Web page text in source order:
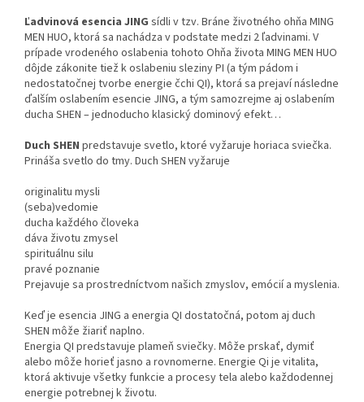
Ľadvinová esencia JING sídli v tzv. Bráne životného ohňa MING
MEN HUO, ktorá sa nachádza v podstate medzi 2 ľadvinami. V
prípade vrodeného oslabenia tohoto Ohňa života MING MEN HUO
dôjde zákonite tiež k oslabeniu sleziny PI (a tým pádom i
nedostatočnej tvorbe energie čchi QI), ktorá sa prejaví následne
ďalším oslabením esencie JING, a tým samozrejme aj oslabením
ducha SHEN – jednoducho klasický dominový efekt…
Duch SHEN predstavuje svetlo, ktoré vyžaruje horiaca sviečka.
Prináša svetlo do tmy. Duch SHEN vyžaruje
originalitu mysli
(seba)vedomie
ducha každého človeka
dáva životu zmysel
spirituálnu silu
pravé poznanie
Prejavuje sa prostredníctvom našich zmyslov, emócií a myslenia.
Keď je esencia JING a energia QI dostatočná, potom aj duch
SHEN môže žiariť naplno.
Energia QI predstavuje plameň sviečky. Môže prskať, dymiť
alebo môže horieť jasno a rovnomerne. Energie Qi je vitalita,
ktorá aktivuje všetky funkcie a procesy tela alebo každodennej
energie potrebnej k životu.